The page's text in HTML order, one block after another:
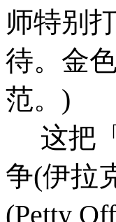
师特别
待。金
范。)
这把「
争(伊拉
(Petty